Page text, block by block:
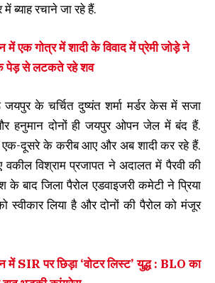
ब्याह रचाने जा रहे हैं.
में एक गोत्र में शादी के विवाद में प्रेमी जोड़े ने
पेड़ से लटकते रहे शव
के चर्चित दुष्यंत शर्मा मर्डर केस में सजा
हनुमान दोनों ही जयपुर ओपन जेल में बंद हैं.
दूसरे के करीब आए और अब शादी कर रहे हैं.
वकील विश्राम प्रजापत ने अदालत में पैरवी की
के बाद जिला पैरोल एडवाइजरी कमेटी ने प्रिया
लिया है और दोनों की पैरोल को मंजूर
में SIR पर छिड़ा ‘वोटर लिस्ट’ युद्ध : BLO का